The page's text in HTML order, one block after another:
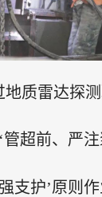
地质雷达探
管超前、严
支护’原则